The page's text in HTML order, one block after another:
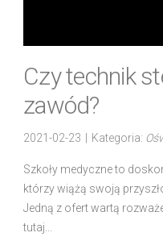
Czy technik
zawód?
2021-02-23 Kategoria:
Szkoły medyczne to
którzy wiążą swoją
Jedną z ofert wartą
tutaj...